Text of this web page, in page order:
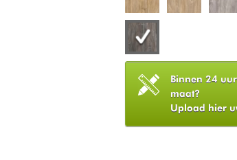
Binnen 24
maat?
Upload hier